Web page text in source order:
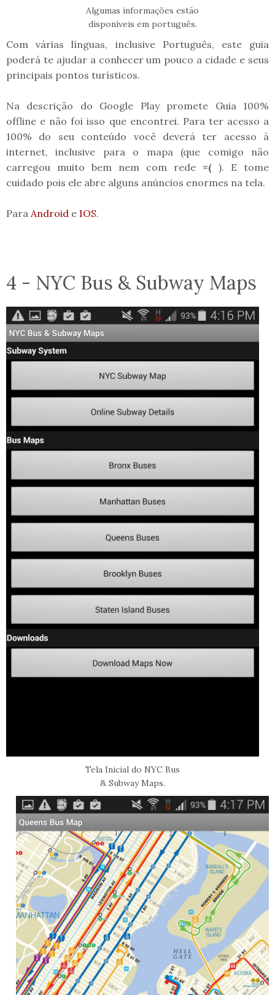
Algumas informações estão
disponíveis em português.
Com várias línguas, inclusive Português, este guia
poderá te ajudar a conhecer um pouco a cidade e seus
principais pontos turísticos.
Na descrição do Google Play promete Guia 100%
offline e não foi isso que encontrei. Para ter acesso a
100% do seu conteúdo você deverá ter acesso à
internet, inclusive para o mapa (que comigo não
carregou muito bem nem com rede =( ). E tome
cuidado pois ele abre alguns anúncios enormes na tela.
Para Android e IOS.
4 - NYC Bus & Subway Maps
Tela Inicial do NYC Bus
& Subway Maps.